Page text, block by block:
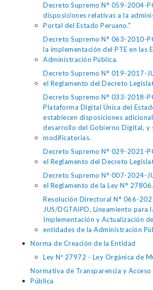
Decreto Supremo N° 059-2004-
disposiciones relativas a la
Portal del Estado Peruano."
Decreto Supremo N° 063-2010-
la implementación del PTE en las
Administración Pública.
Decreto Supremo N° 019-2017-
el Reglamento del Decreto
Decreto Supremo N° 033-2018-
Plataforma Digital Única del
establecen disposiciones
desarrollo del Gobierno Digital, y
modificatorias.
Decreto Supremo N° 029-2021-
el Reglamento del Decreto
Decreto Supremo N° 007-2024-
el Reglamento de la Ley N° 27806.
Resolución Directoral N° 066-
JUS/DGTAIPD, Lineamiento para
Implementación y Actualización
entidades de la Administración
Norma de Creación de la Entidad
Ley Nº 27972 - Ley Orgánica de
Normativa de Transparencia y
Pública